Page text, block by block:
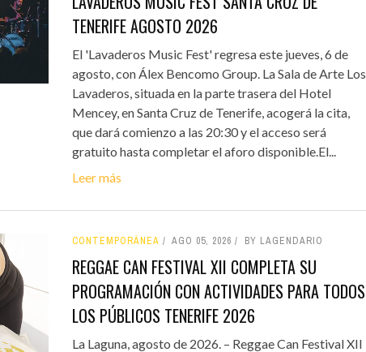
TENERIFE AGOSTO 2026
El 'Lavaderos Music Fest' regresa este jueves, 6 de
agosto, con Álex Bencomo Group. La Sala de Arte Los
Lavaderos, situada en la parte trasera del Hotel
Mencey, en Santa Cruz de Tenerife, acogerá la cita,
que dará comienzo a las 20:30 y el acceso será
gratuito hasta completar el aforo disponible.El...
Leer más
CONTEMPORÁNEA AGO 05, 2026 BY LAGENDARIO
REGGAE CAN FESTIVAL XII COMPLETA SU
PROGRAMACIÓN CON ACTIVIDADES PARA TODOS
LOS PÚBLICOS TENERIFE 2026
La Laguna, agosto de 2026. – Reggae Can Festival XII